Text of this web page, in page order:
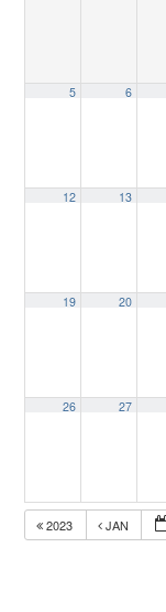
5 6
12 13
19 20
26 27
2023 JAN